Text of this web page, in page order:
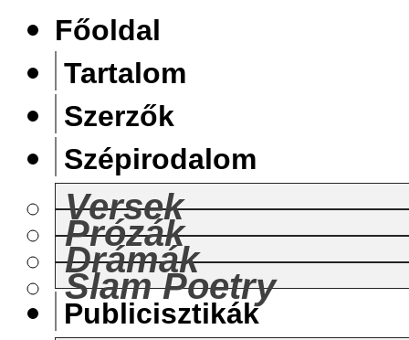
Főoldal
Tartalom
Szerzők
Szépirodalom
Versek
Prózák
Drámák
Slam Poetry
Publicisztikák